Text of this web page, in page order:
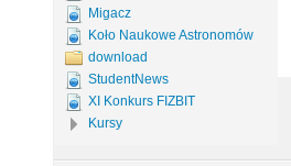
Migacz
Koło Naukowe Astronomów
download
StudentNews
XI Konkurs FIZBIT
Kursy